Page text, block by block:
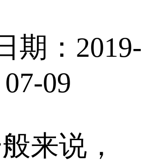
期：2019-
07-09
来说，